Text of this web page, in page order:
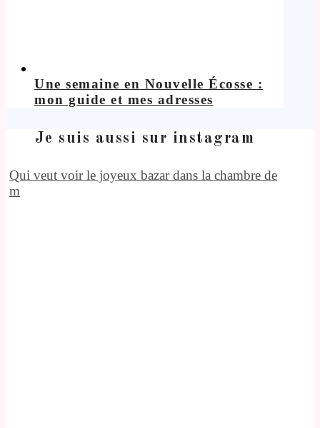
Une semaine en Nouvelle Écosse :
mon guide et mes adresses
Je suis aussi sur instagram
Qui veut voir le joyeux bazar dans la chambre de
m